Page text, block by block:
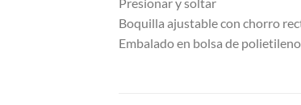
Boquilla ajustable con chorro
Embalado en bolsa de polietileno